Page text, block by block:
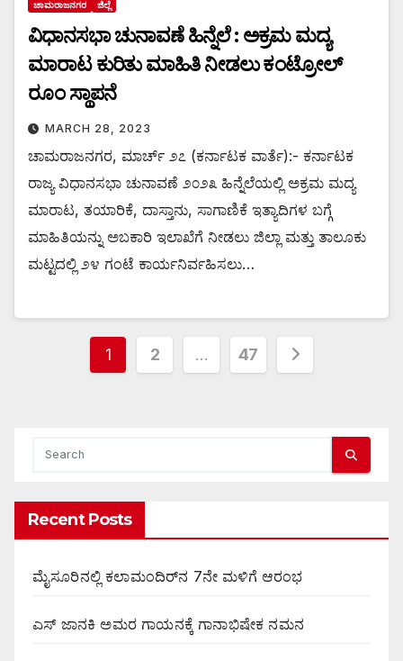
ಚಾಮರಾಜನಗರ ಜಿಲ್ಲೆ
ವಿಧಾನಸಭಾ ಚುನಾವಣೆ ಹಿನ್ನೆಲೆ : ಅಕ್ರಮ ಮದ್ಯ
ಮಾರಾಟ ಕುರಿತು ಮಾಹಿತಿ ನೀಡಲು ಕಂಟ್ರೋಲ್
ರೂಂ ಸ್ಥಾಪನೆ
MARCH 28, 2023
ಚಾಮರಾಜನಗರ, ಮಾರ್ಚ್ ೨೭ (ಕರ್ನಾಟಕ ವಾರ್ತೆ):- ಕರ್ನಾಟಕ
ರಾಜ್ಯ ವಿಧಾನಸಭಾ ಚುನಾವಣೆ ೨೦೨೩ ಹಿನ್ನೆಲೆಯಲ್ಲಿ ಅಕ್ರಮ ಮದ್ಯ
ಮಾರಾಟ, ತಯಾರಿಕೆ, ದಾಸ್ತಾನು, ಸಾಗಾಣಿಕೆ ಇತ್ಯಾದಿಗಳ ಬಗ್ಗೆ
ಮಾಹಿತಿಯನ್ನು ಅಬಕಾರಿ ಇಲಾಖೆಗೆ ನೀಡಲು ಜಿಲ್ಲಾ ಮತ್ತು ತಾಲೂಕು
ಮಟ್ಟದಲ್ಲಿ ೨೪ ಗಂಟೆ ಕಾರ್ಯನಿರ್ವಹಿಸಲು…
Posts
1 2 … 47
Recent Posts
ಮೈಸೂರಿನಲ್ಲಿ ಕಲಾಮಂದಿರ್‌ನ 7ನೇ ಮಳಿಗೆ ಆರಂಭ
ಎಸ್ ಜಾನಕಿ ಅಮರ ಗಾಯನಕ್ಕೆ ಗಾನಾಭಿಷೇಕ ನಮನ